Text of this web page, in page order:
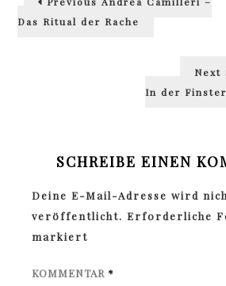
Das Ritual der Rache
Next
In der
SCHREIBE EINEN
Deine E-Mail-Adresse wird
veröffentlicht. Erforderliche
markiert
KOMMENTAR *